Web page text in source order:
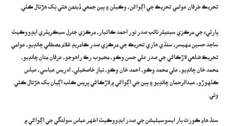
تحريڪ طرفان عوامي تحريڪ جي اڳواڻن، وڪيلن ۽ ٻين جمعي ڏينھن ھتي بُک ھڙتال ڪئي.
پارٽيءَ جي مرڪزي سينيئر نائب صدر نور احمد ڪاتيار، مرڪزي جنرل سيڪريٽري ايڊووڪيٽ
ساجد حسين مهيسر، سنڌي هاري تحريڪ جي مرڪزي صدر ڪامريڊ غلام مصطفي چانڊيو، عوامي
تحريڪ ضلعي لاڙڪاڻي جي صدر علي حسن وڪو، محبوب رڪ راهوجو، عرفان منان چانڊيو،
محمد خان چانڊيو، علي محمد وڪو، احمد خان وڪو، نياز خاصخيلي، ادريس عباسي، عباس
ڪلهوڙو، عبدالرحمان چانڊيو ۽ ٻين جي اڳواڻي ۾ لاڙڪاڻي پريس ڪلب اڳيان بک هڙتال ڪئي
وئي.
سنڌ هاءِ ڪورٽ بار ايسوسيئيشن جي صدر ايڊووڪيٽ اطهر عباس سولنگي جي اڳواڻي ۾